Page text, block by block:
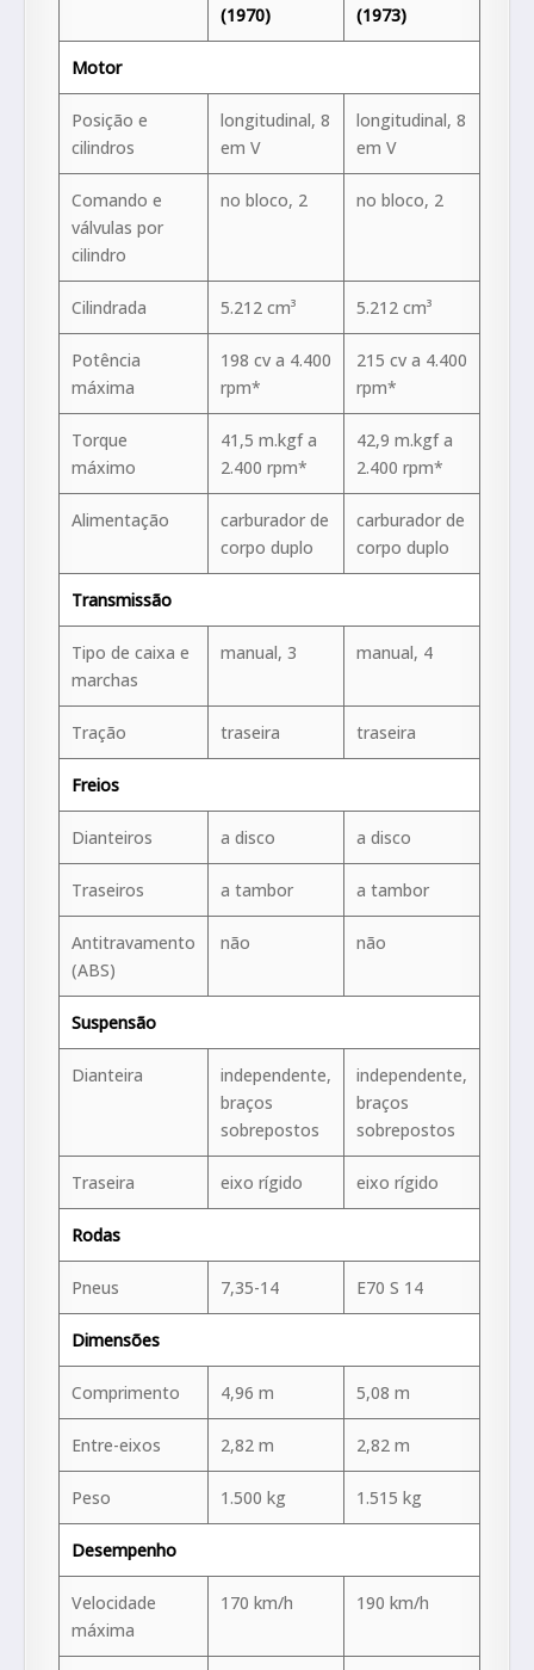
(1970)
(1973)
Motor
Posição e
cilindros
longitudinal, 8
em V
longitudinal, 8
em V
Comando e
válvulas por
cilindro
no bloco, 2 no bloco, 2
Cilindrada 5.212 cm³ 5.212 cm³
Potência
máxima
198 cv a 4.400
rpm*
215 cv a 4.400
rpm*
Torque
máximo
41,5 m.kgf a
2.400 rpm*
42,9 m.kgf a
2.400 rpm*
Alimentação
carburador de
corpo duplo
carburador de
corpo duplo
Transmissão
Tipo de caixa e
marchas
manual, 3 manual, 4
Tração traseira traseira
Freios
Dianteiros a disco a disco
Traseiros a tambor a tambor
Antitravamento
(ABS)
não não
Suspensão
Dianteira
independente,
braços
sobrepostos
independente,
braços
sobrepostos
Traseira eixo rígido eixo rígido
Rodas
Pneus 7,35-14 E70 S 14
Dimensões
Comprimento 4,96 m 5,08 m
Entre-eixos 2,82 m 2,82 m
Peso 1.500 kg 1.515 kg
Desempenho
Velocidade
máxima
170 km/h 190 km/h